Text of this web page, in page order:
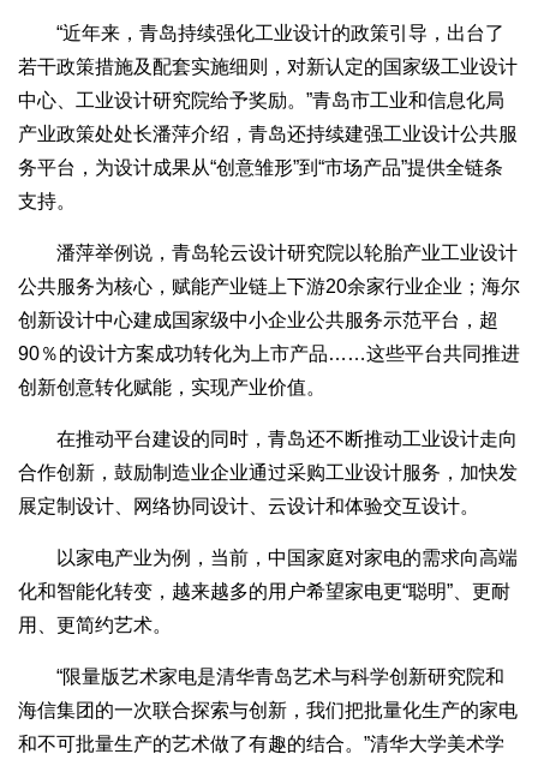
“近年来，青岛持续强化工业设计的政策引导，出台了
若干政策措施及配套实施细则，对新认定的国家级工业设计
中心、工业设计研究院给予奖励。”青岛市工业和信息化局
产业政策处处长潘萍介绍，青岛还持续建强工业设计公共服
务平台，为设计成果从“创意雏形”到“市场产品”提供全链条
支持。
潘萍举例说，青岛轮云设计研究院以轮胎产业工业设计
公共服务为核心，赋能产业链上下游20余家行业企业；海尔
创新设计中心建成国家级中小企业公共服务示范平台，超
90％的设计方案成功转化为上市产品……这些平台共同推进
创新创意转化赋能，实现产业价值。
在推动平台建设的同时，青岛还不断推动工业设计走向
合作创新，鼓励制造业企业通过采购工业设计服务，加快发
展定制设计、网络协同设计、云设计和体验交互设计。
以家电产业为例，当前，中国家庭对家电的需求向高端
化和智能化转变，越来越多的用户希望家电更“聪明”、更耐
用、更简约艺术。
“限量版艺术家电是清华青岛艺术与科学创新研究院和
海信集团的一次联合探索与创新，我们把批量化生产的家电
和不可批量生产的艺术做了有趣的结合。”清华大学美术学